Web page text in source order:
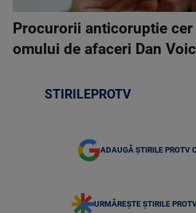
Procurorii anticoruptie
omului de afaceri Dan
STIRILEPROTV
ADAUGĂ ȘTIRILE PROTV
URMĂREȘTE ȘTIRILE